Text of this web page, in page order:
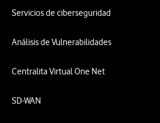
Servicios de ciberseguridad
Análisis de Vulnerabilidades
Centralita Virtual One Net
SD-WAN